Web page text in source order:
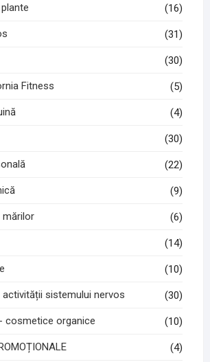
(16)
(31)
(30)
Fitness (5)
(4)
(30)
(22)
(9)
mărilor (6)
(14)
(10)
activității sistemului nervos (30)
cosmetice organice (10)
(4)